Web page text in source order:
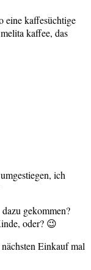
eine kaffesüchtige
kaffee, das
ich
gekommen?
oder? 😉
Einkauf mal